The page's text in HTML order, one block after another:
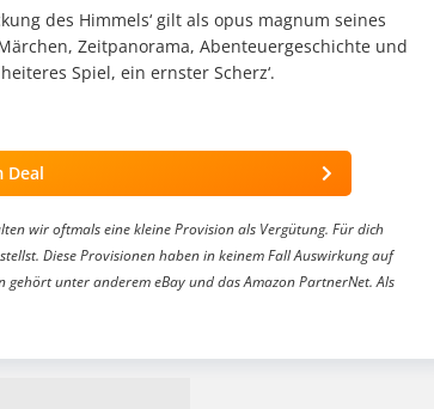
des Himmels‘ gilt als opus magnum seines
Zeitpanorama, Abenteuergeschichte und
Spiel, ein ernster Scherz‘.
Deal
wir oftmals eine kleine Provision als Vergütung. Für dich
Diese Provisionen haben in keinem Fall Auswirkung auf
unter anderem eBay und das Amazon PartnerNet. Als